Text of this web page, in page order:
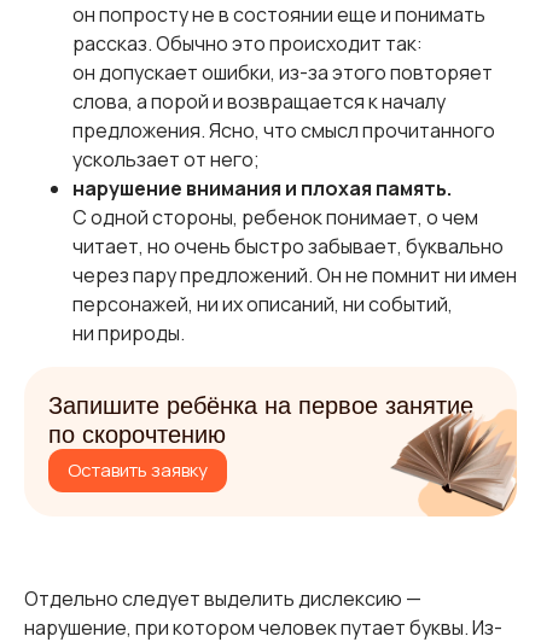
он попросту не в состоянии еще и понимать
рассказ. Обычно это происходит так:
он допускает ошибки, из-за этого повторяет
слова, а порой и возвращается к началу
предложения. Ясно, что смысл прочитанного
ускользает от него;
нарушение внимания и плохая память.
С одной стороны, ребенок понимает, о чем
читает, но очень быстро забывает, буквально
через пару предложений. Он не помнит ни имен
персонажей, ни их описаний, ни событий,
ни природы.
Запишите ребёнка на первое занятие
по скорочтению
Оставить заявку
Отдельно следует выделить дислексию —
нарушение, при котором человек путает буквы. Из-